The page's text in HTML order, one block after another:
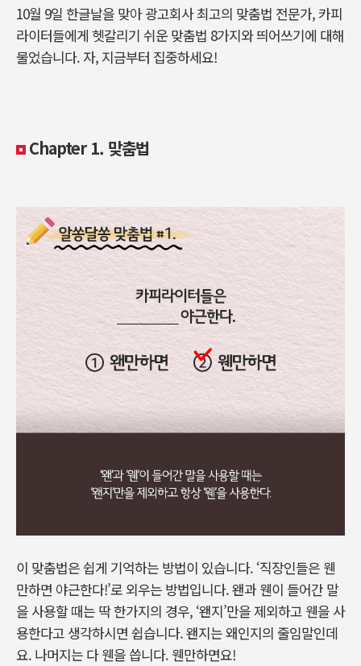
10월 9일 한글날을 맞아 광고회사 최고의 맞춤법 전문가, 카피
라이터들에게 헷갈리기 쉬운 맞춤법 8가지와 띄어쓰기에 대해
물었습니다. 자, 지금부터 집중하세요!
Chapter 1. 맞춤법
이 맞춤법은 쉽게 기억하는 방법이 있습니다. ‘직장인들은 웬
만하면 야근한다!’로 외우는 방법입니다. 왠과 웬이 들어간 말
을 사용할 때는 딱 한가지의 경우, ‘왠지’만을 제외하고 웬을 사
용한다고 생각하시면 쉽습니다. 왠지는 왜인지의 줄임말인데
요. 나머지는 다 웬을 씁니다. 웬만하면요!